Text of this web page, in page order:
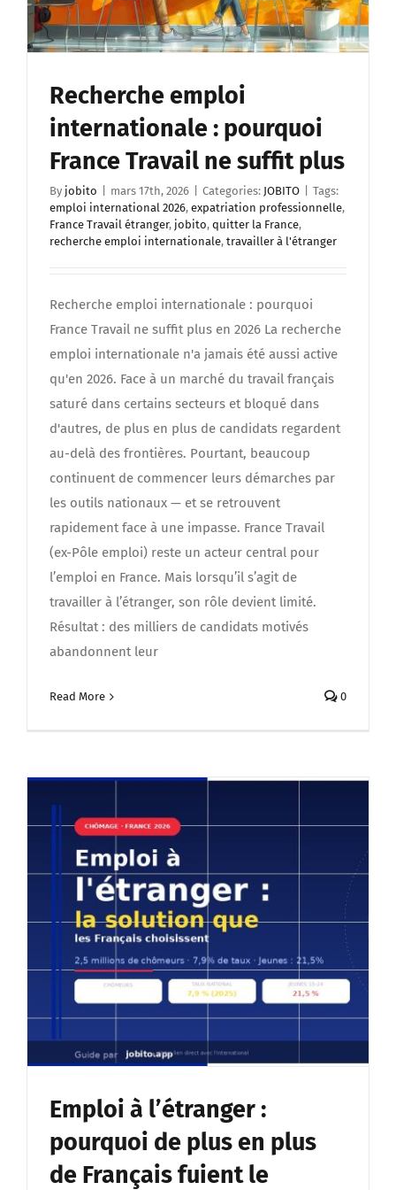
Recherche emploi
internationale : pourquoi
France Travail ne suffit plus
By jobito mars 17th, 2026 Categories: JOBITO
Tags:
emploi international 2026, expatriation professionnelle,
France Travail étranger, jobito, quitter la France,
recherche emploi internationale, travailler à l'étranger
Recherche emploi internationale : pourquoi
France Travail ne suffit plus en 2026 La recherche
emploi internationale n'a jamais été aussi active
qu'en 2026. Face à un marché du travail français
saturé dans certains secteurs et bloqué dans
d'autres, de plus en plus de candidats regardent
au-delà des frontières. Pourtant, beaucoup
continuent de commencer leurs démarches par
les outils nationaux — et se retrouvent
rapidement face à une impasse. France Travail
(ex-Pôle emploi) reste un acteur central pour
l’emploi en France. Mais lorsqu’il s’agit de
travailler à l’étranger, son rôle devient limité.
Résultat : des milliers de candidats motivés
abandonnent leur
Read More 0
Emploi à l’étranger :
pourquoi de plus en plus
de Français fuient le